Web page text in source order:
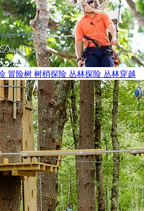
冒险树 树梢探险 丛林探险 丛林穿越